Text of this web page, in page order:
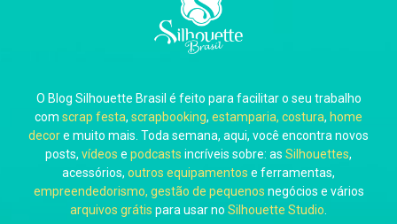
Carla Eschberger
Carol Pessoa
Ju Mirthes
O Blog Silhouette Brasil é feito para facilitar o seu trabalho
com scrap festa, scrapbooking, estamparia, costura, home
decore muito mais. Toda semana, aqui, você encontra novos
posts, vídeos e podcasts incríveis sobre: as Silhouettes,
acessórios, outros equipamentos e ferramentas,
empreendedorismo, gestão de pequenos negócios e vários
arquivos grátis para usar no Silhouette Studio